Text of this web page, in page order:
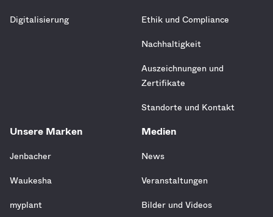
Digitalisierung
Ethik und Compliance
Nachhaltigkeit
Auszeichnungen und
Zertifikate
Standorte und Kontakt
Unsere Marken
Jenbacher
Waukesha
myplant
Medien
News
Veranstaltungen
Bilder und Videos